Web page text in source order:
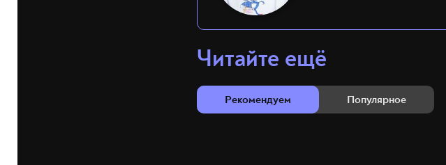
Читайте ещё
Рекомендуем Популярное